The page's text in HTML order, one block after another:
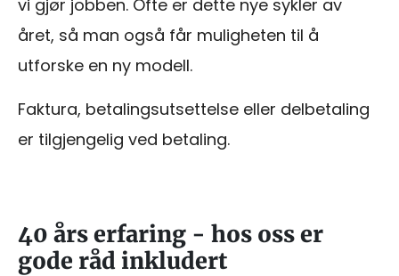
vi gjør jobben. Ofte er dette nye sykler av
året, så man også får muligheten til å
utforske en ny modell.
Faktura, betalingsutsettelse eller delbetaling
er tilgjengelig ved betaling.
40 års erfaring - hos oss er
gode råd inkludert